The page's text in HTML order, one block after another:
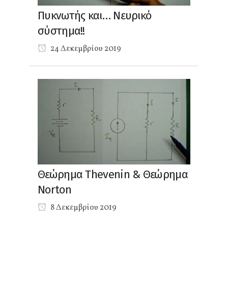
Πυκνωτής και… Νευρικό
σύστημα!!
24 Δεκεμβρίου 2019
Θεώρημα Thevenin & Θεώρημα
Norton
8 Δεκεμβρίου 2019